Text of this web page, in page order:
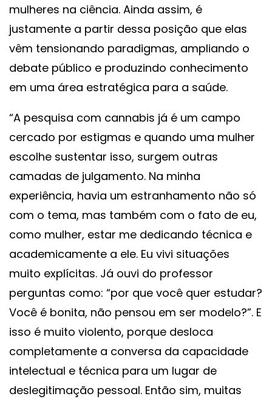
mulheres na ciência. Ainda assim, é
justamente a partir dessa posição que elas
vêm tensionando paradigmas, ampliando o
debate público e produzindo conhecimento
em uma área estratégica para a saúde.
“A pesquisa com cannabis já é um campo
cercado por estigmas e quando uma mulher
escolhe sustentar isso, surgem outras
camadas de julgamento. Na minha
experiência, havia um estranhamento não só
com o tema, mas também com o fato de eu,
como mulher, estar me dedicando técnica e
academicamente a ele. Eu vivi situações
muito explícitas. Já ouvi do professor
perguntas como: “por que você quer estudar?
Você é bonita, não pensou em ser modelo?”. E
isso é muito violento, porque desloca
completamente a conversa da capacidade
intelectual e técnica para um lugar de
deslegitimação pessoal. Então sim, muitas